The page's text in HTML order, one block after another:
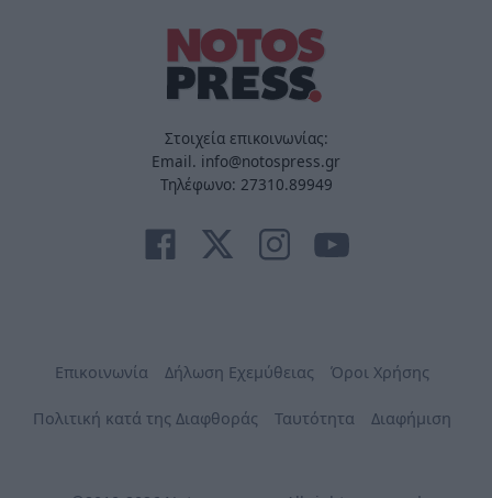
Στοιχεία επικοινωνίας:
Email. info@notospress.gr
Τηλέφωνο: 27310.89949
Επικοινωνία Δήλωση Εχεμύθειας Όροι Χρήσης
Πολιτική κατά της Διαφθοράς Ταυτότητα Διαφήμιση